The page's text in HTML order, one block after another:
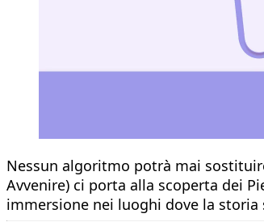
Nessun algoritmo potrà mai
Avvenire) ci porta alla scoperta dei
immersione nei luoghi dove la storia